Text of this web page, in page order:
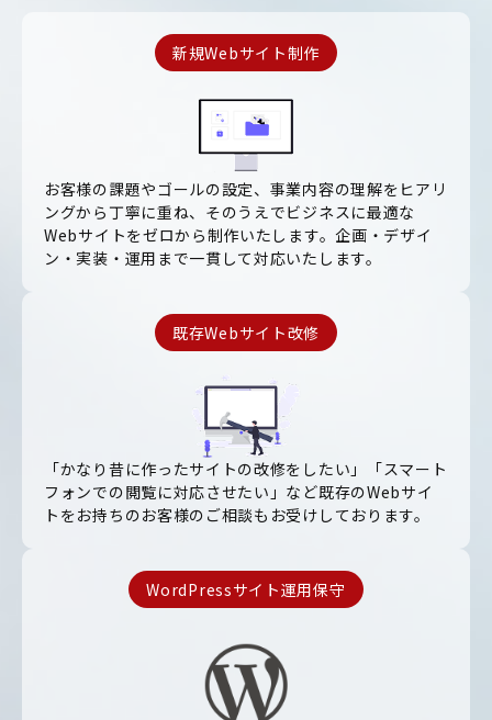
新規Webサイト制作
お客様の課題やゴールの設定、事業内容の理解をヒアリ
ングから丁寧に重ね、そのうえでビジネスに最適な
Webサイトをゼロから制作いたします。企画・デザイ
ン・実装・運用まで一貫して対応いたします。
既存Webサイト改修
「かなり昔に作ったサイトの改修をしたい」「スマート
フォンでの閲覧に対応させたい」など既存のWebサイ
トをお持ちのお客様のご相談もお受けしております。
WordPressサイト運用保守